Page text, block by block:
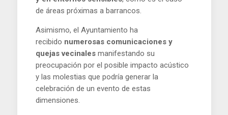
de áreas próximas a barrancos.
Asimismo, el Ayuntamiento ha
recibido numerosas comunicaciones y
quejas vecinales manifestando su
preocupación por el posible impacto acústico
y las molestias que podría generar la
celebración de un evento de estas
dimensiones.